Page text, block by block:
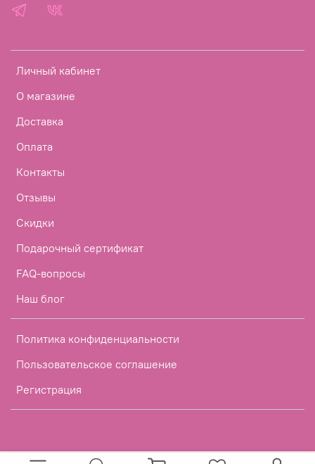
Личный кабинет
О магазине
Доставка
Оплата
Контакты
Отзывы
Скидки
Подарочный сертификат
FAQ-вопросы
Наш блог
Политика конфиденциальности
Пользовательское соглашение
Регистрация